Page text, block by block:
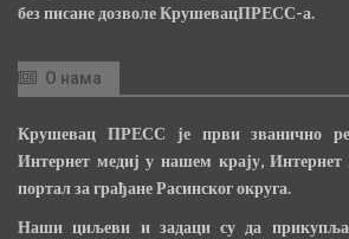
без писане дозволе КрушевацПРЕСС-а.
О нама
Крушевац ПРЕСС је први званично
Интернет медиј у нашем крају, Интернет
портал за грађане Расинског округа.
Наши циљеви и задаци су да